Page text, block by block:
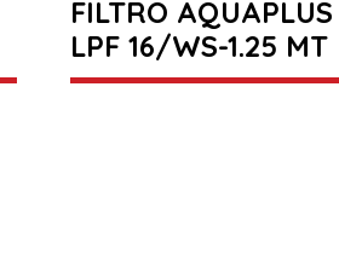
FILTRO AQUAPLUS
LPF 16/WS-1.25 MT